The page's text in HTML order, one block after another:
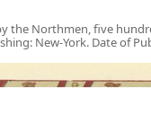
the Northmen, five
New-York. Date of